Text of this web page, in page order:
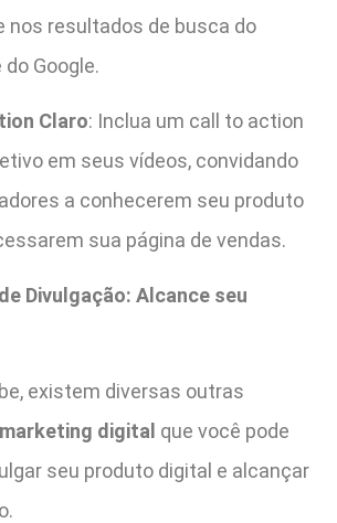
nos resultados de busca do
do Google.
Claro: Inclua um call to action
em seus vídeos, convidando
a conhecerem seu produto
sua página de vendas.
Divulgação: Alcance seu
existem diversas outras
marketing digital que você pode
seu produto digital e alcançar